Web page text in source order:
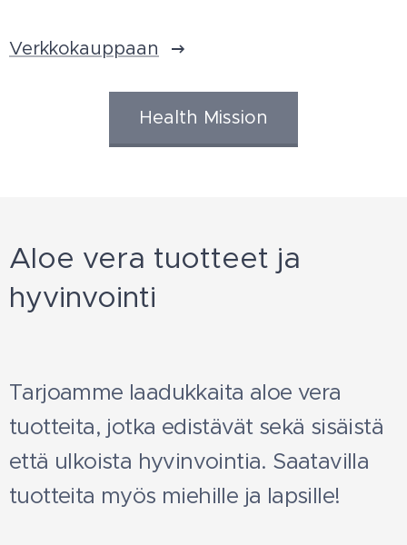
Verkkokauppaan
Health Mission
Aloe vera tuotteet ja
hyvinvointi
Tarjoamme laadukkaita aloe vera
tuotteita, jotka edistävät sekä sisäistä
että ulkoista hyvinvointia. Saatavilla
tuotteita myös miehille ja lapsille!